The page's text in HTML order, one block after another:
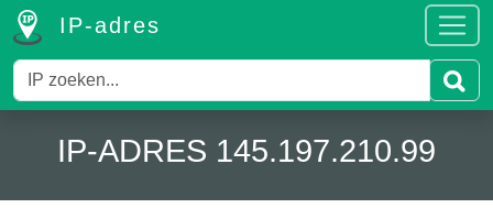
IP-adres
IP-ADRES 145.197.210.99